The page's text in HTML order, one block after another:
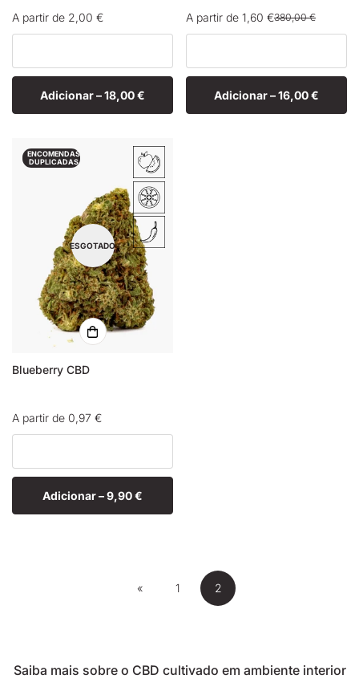
Preço
normal
A partir de 2,00 €
Adicionar –18,00 €
Preço
de
A partir de 1,60 €
Preço
normal
380,00 €
Adicionar –16,00 €
ENCOMENDAS
DUPLICADAS
ESGOTADO
Blueberry CBD
Preço
normal
A partir de 0,97 €
Adicionar –9,90 €
« 1 2
Saiba mais sobre o CBD cultivado em ambiente interior